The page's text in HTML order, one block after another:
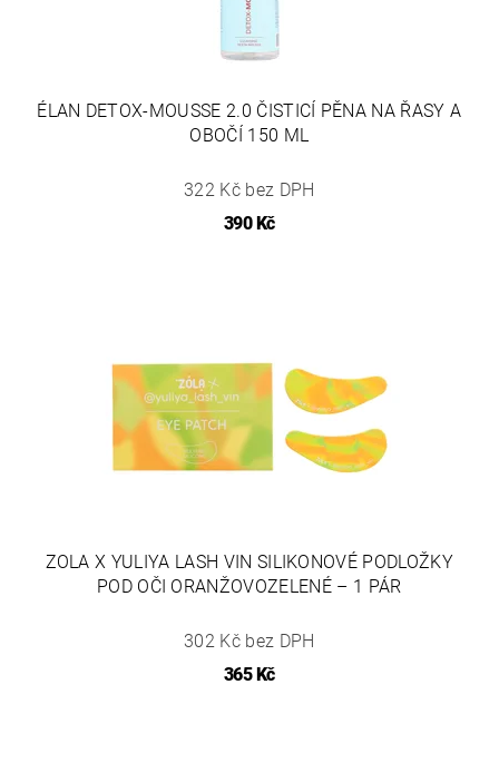
ÉLAN DETOX-MOUSSE 2.0 ČISTICÍ PĚNA NA ŘASY A
OBOČÍ 150 ML
322 Kč bez DPH
390 Kč
ZOLA X YULIYA LASH VIN SILIKONOVÉ PODLOŽKY
POD OČI ORANŽOVOZELENÉ – 1 PÁR
302 Kč bez DPH
365 Kč